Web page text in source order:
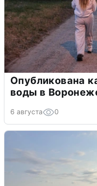
Опубликована
воды в
6 августа 0